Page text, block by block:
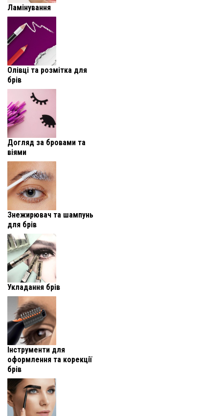
Ламінування
Олівці та розмітка для
брів
Догляд за бровами та
віями
Знежирювач та шампунь
для брів
Укладання брів
Інструменти для
оформлення та корекції
брів